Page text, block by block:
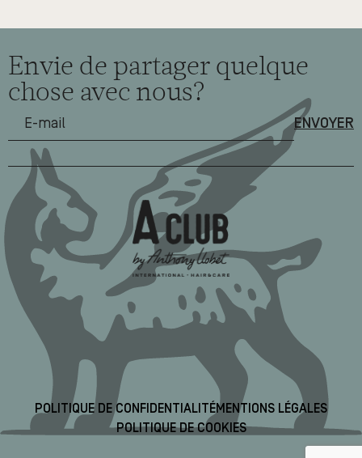
Envie de partager quelque
chose avec nous?
POLITIQUE DE CONFIDENTIALITÉMENTIONS LÉGALES
POLITIQUE DE COOKIES